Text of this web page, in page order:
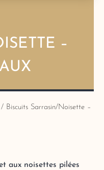
–
/ Biscuits Sarrasin/Noisette –
aux noisettes pilées